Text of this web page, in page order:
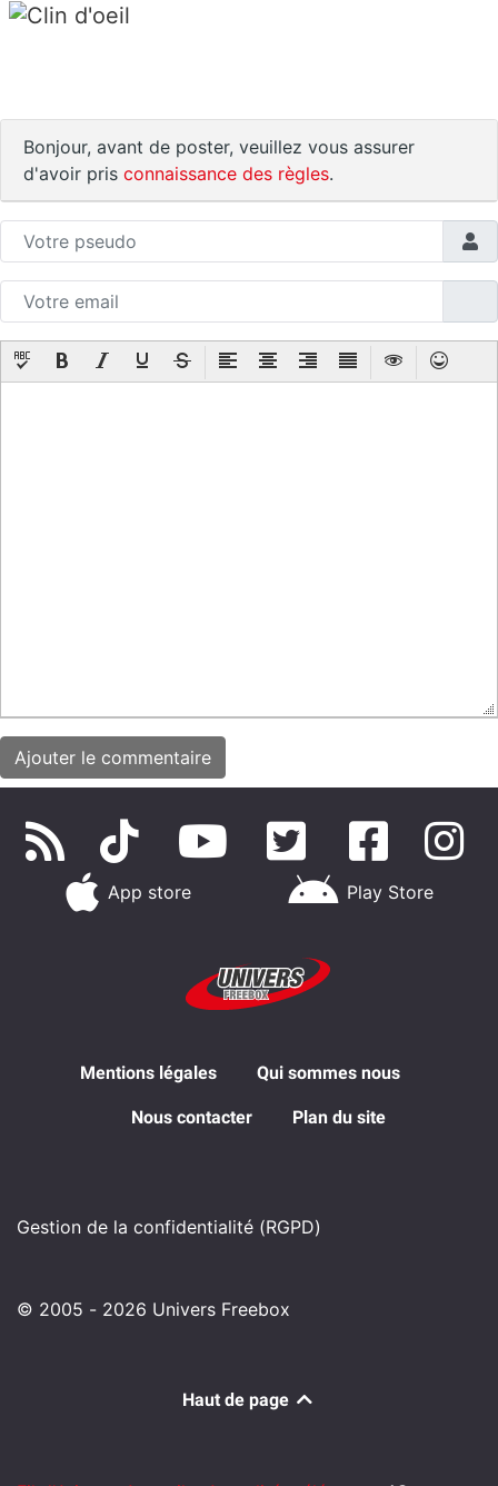
Bonjour, avant de poster, veuillez vous assurer
d'avoir pris connaissance des règles.
App store Play Store
Mentions légales Qui sommes nous
Nous contacter Plan du site
Gestion de la confidentialité (RGPD)
© 2005 - 2026 Univers Freebox
Haut de page